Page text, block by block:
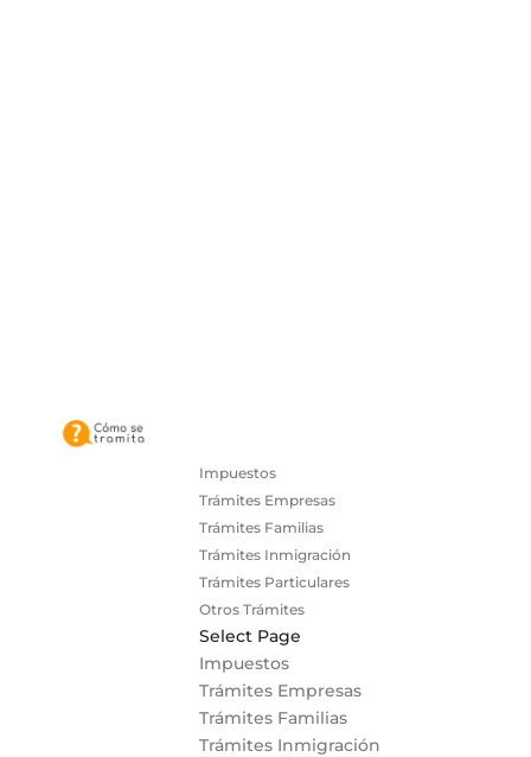
Impuestos
Trámites Empresas
Trámites Familias
Trámites Inmigración
Trámites Particulares
Otros Trámites
Select Page
Impuestos
Trámites Empresas
Trámites Familias
Trámites Inmigración